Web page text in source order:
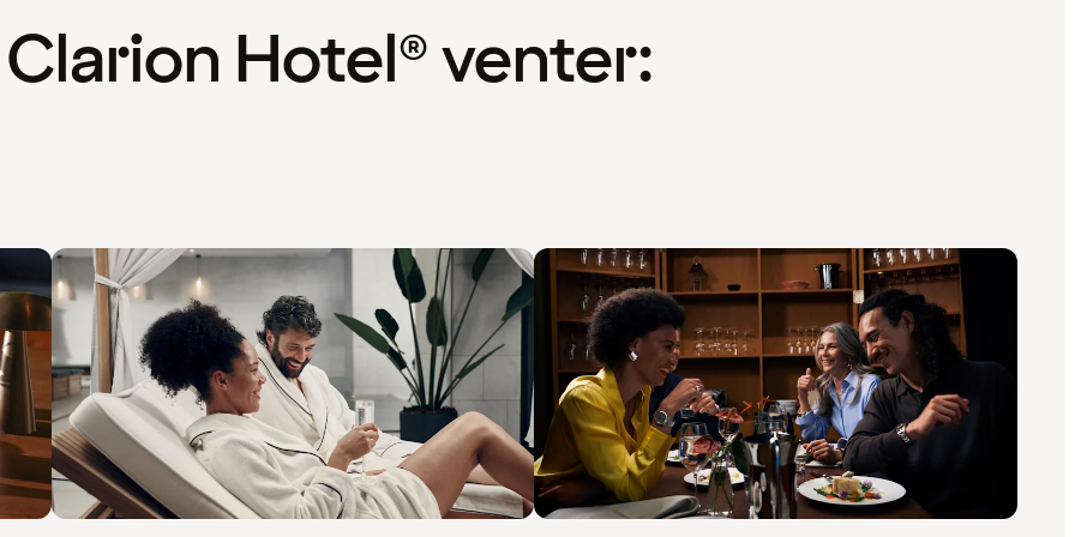
Hotel® venter: